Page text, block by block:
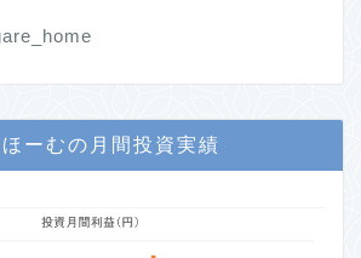
ーむの月間投資実績